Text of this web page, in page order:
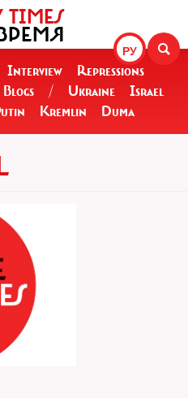
РУ
TIMES
Interview
Repressions
Blogs / Ukraine
Israel
Kremlin Duma